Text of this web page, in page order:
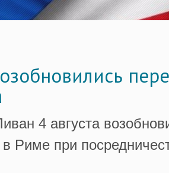
4 августа
в Риме при